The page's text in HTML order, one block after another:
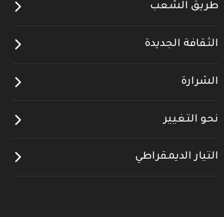
طريق الشعب
الثقافة الجديدة
الشرارة
نحو التغيير
التيار الديمقراطي